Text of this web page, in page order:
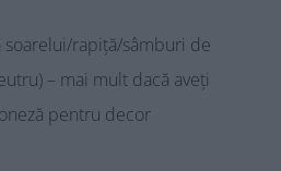
rapiță/sâmburi de
– mai mult dacă aveți
pentru decor